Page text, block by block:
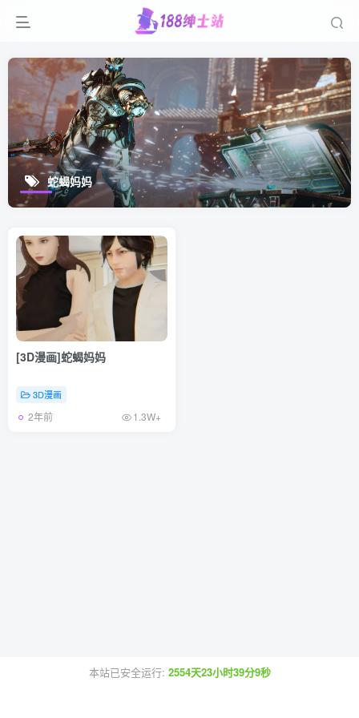
蛇蝎妈妈
[3D漫画]蛇蝎妈妈
3D漫画
2年前 1.3W+
本站已安全运行: 2554天23小时39分9秒